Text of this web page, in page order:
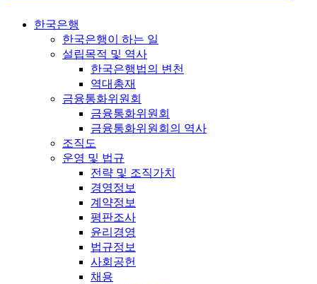
한국은행
한국은행이 하는 일
설립목적 및 역사
한국은행법의 변천
역대총재
금융통화위원회
금융통화위원회
금융통화위원회의 역사
조직도
운영 및 법규
전략 및 조직가치
경영정보
계약정보
평판조사
윤리경영
법규정보
사회공헌
채용